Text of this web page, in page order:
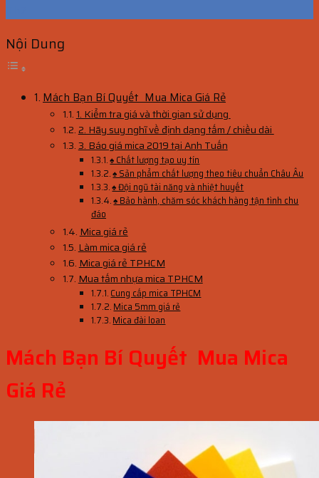
Nội Dung
Mách Bạn Bí Quyết Mua Mica Giá Rẻ
1. Kiểm tra giá và thời gian sử dụng
2. Hãy suy nghĩ về định dạng tấm / chiều dài
3. Báo giá mica 2019 tại Anh Tuấn
♠ Chất lượng tạo uy tín
♠ Sản phẩm chất lượng theo tiêu chuẩn Châu Âu
♠ Đội ngũ tài năng và nhiệt huyết
♠ Bảo hành, chăm sóc khách hàng tận tình chu
đáo
Mica giá rẻ
Làm mica giá rẻ
Mica giá rẻ TPHCM
Mua tấm nhựa mica TPHCM
Cung cấp mica TPHCM
Mica 5mm giá rẻ
Mica đài loan
Mách Bạn Bí Quyết Mua Mica
Giá Rẻ